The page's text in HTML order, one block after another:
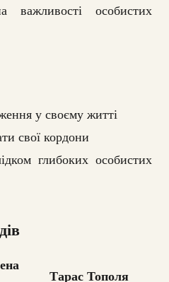
важливості особистих
у своєму житті
свої кордони
глибоких особистих
Тарас Тополя